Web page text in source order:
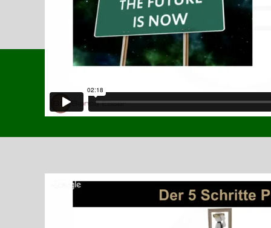
Zusammenfassung